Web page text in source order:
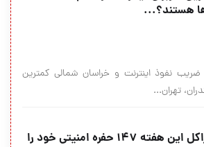
هستند؟...
نفوذ اینترنت و خراسان شمالی کمترین
تهران...
اوراکل این هفته ۱۴۷ حفره امنیتی خود را